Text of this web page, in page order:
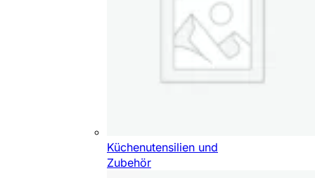
Küchenutensilien und
Zubehör